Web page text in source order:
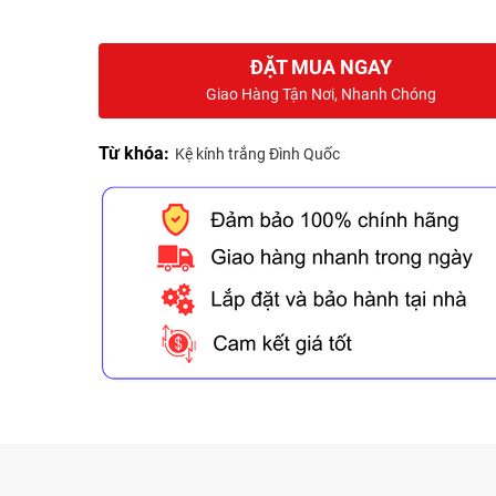
ĐẶT MUA NGAY
Giao Hàng Tận Nơi, Nhanh Chóng
Từ khóa: Kệ kính trắng Đình Quốc